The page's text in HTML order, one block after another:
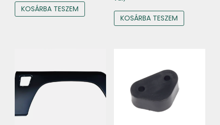
KOSÁRBA TESZEM
KOSÁRBA TESZEM